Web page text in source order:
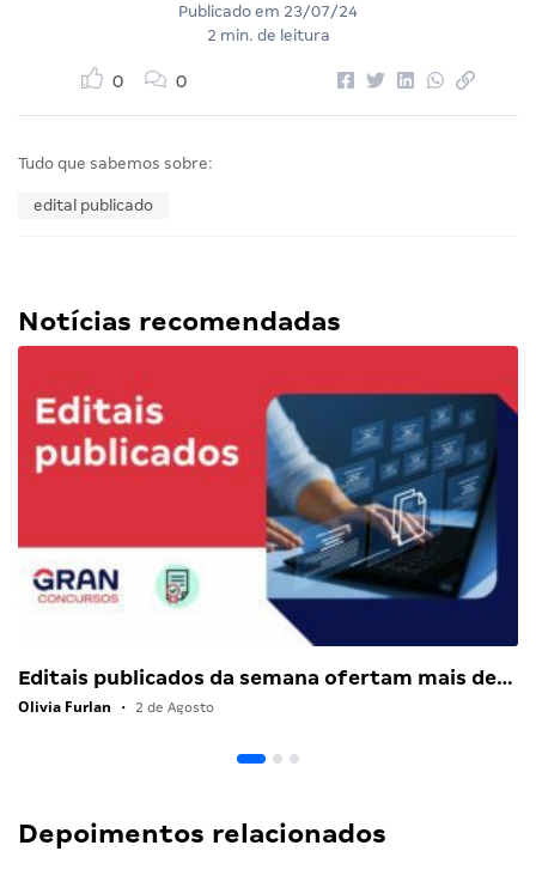
Publicado em 23/07/24
2 min. de leitura
0 0
Tudo que sabemos sobre:
edital publicado
Notícias recomendadas
Editais publicados da semana ofertam mais de…
Olivia Furlan • 2 de Agosto
Depoimentos relacionados